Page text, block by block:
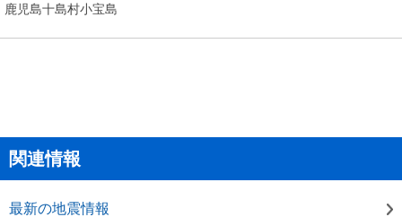
鹿児島十島村小宝島
関連情報
最新の地震情報